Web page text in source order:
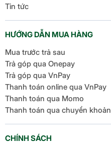
Tin tức
HƯỚNG DẪN MUA HÀNG
Mua trước trả sau
Trả góp qua Onepay
Trả góp qua VnPay
Thanh toán online qua VnPay
Thanh toán qua Momo
Thanh toán qua chuyển khoản
CHÍNH SÁCH